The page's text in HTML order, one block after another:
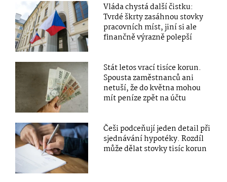
Vláda chystá další čistku:
Tvrdé škrty zasáhnou stovky
pracovních míst, jiní si ale
finančně výrazně polepší
Stát letos vrací tisíce korun.
Spousta zaměstnanců ani
netuší, že do května mohou
mít peníze zpět na účtu
Češi podceňují jeden detail při
sjednávání hypotéky. Rozdíl
může dělat stovky tisíc korun